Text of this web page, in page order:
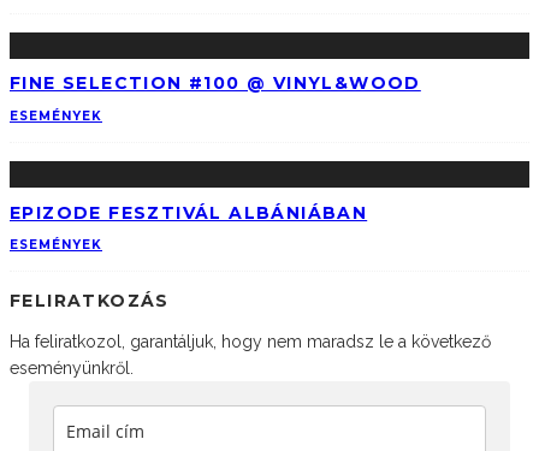
FINE SELECTION #100 @ VINYL&WOOD
ESEMÉNYEK
EPIZODE FESZTIVÁL ALBÁNIÁBAN
ESEMÉNYEK
FELIRATKOZÁS
Ha feliratkozol, garantáljuk, hogy nem maradsz le a következő
eseményünkről.